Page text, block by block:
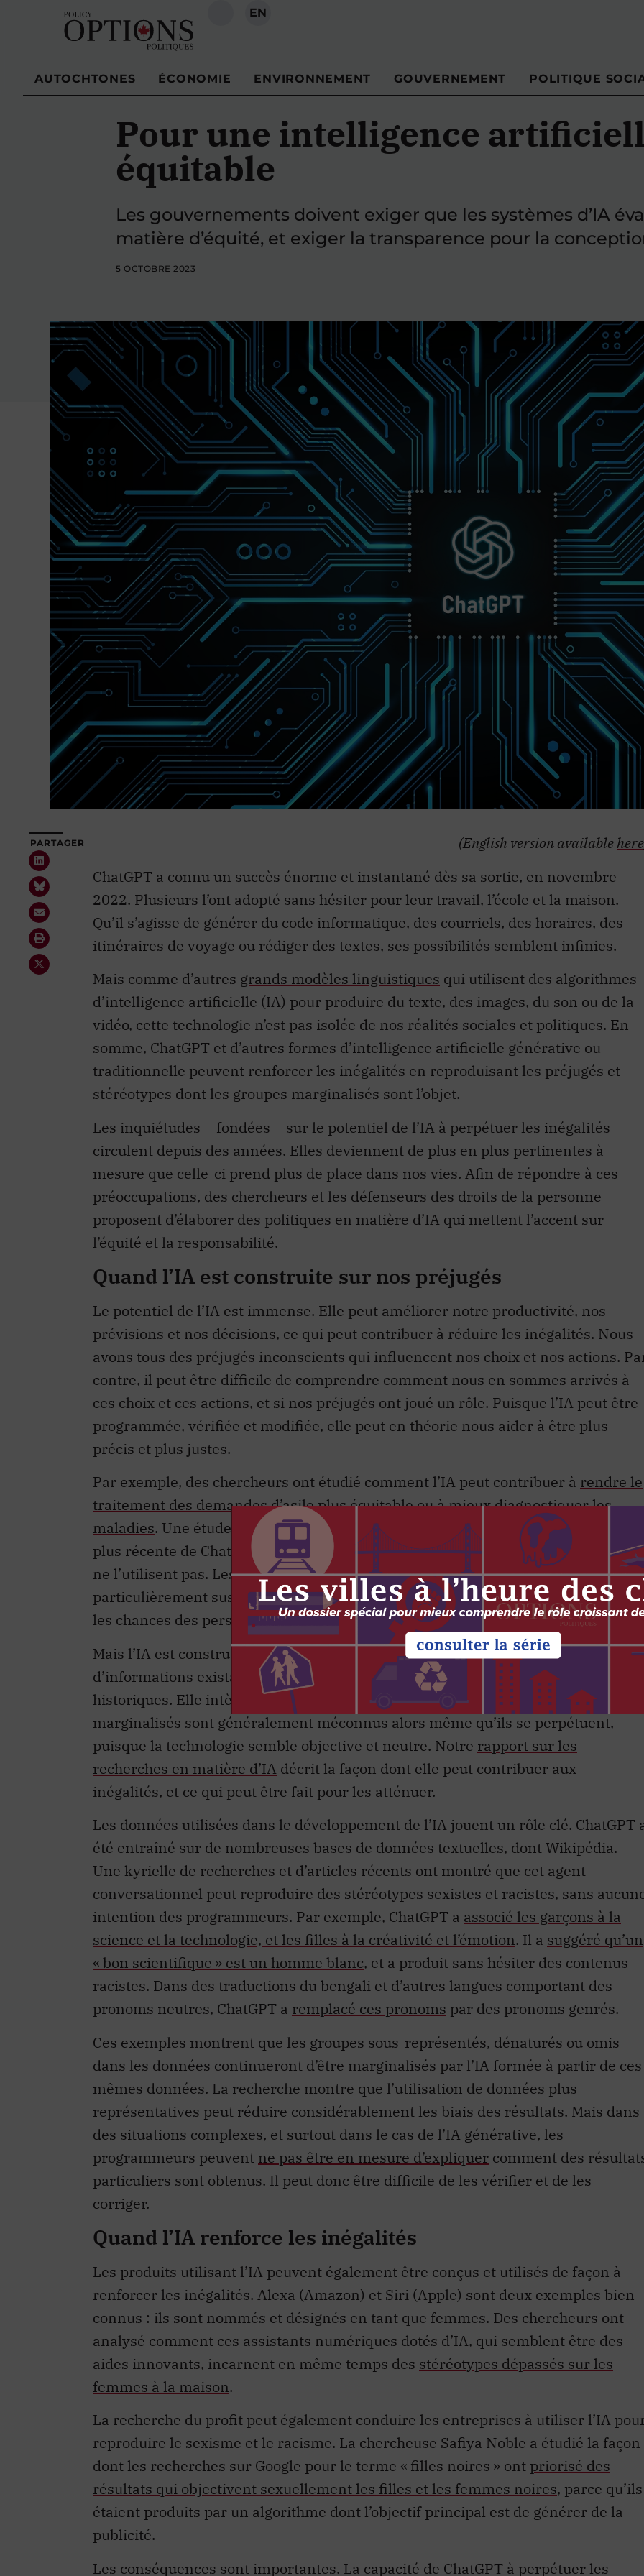
RECHERCHE
EN
AUTOCHTONES ÉCONOMIE ENVIRONNEMENT GOUVERNEMENT POLITIQUE
Pour une intelligence
équitable
Les gouvernements doivent exiger que les systèmes d’IA
matière d’équité, et exiger la transparence pour la
5 OCTOBRE 2023
PARTAGER (English version availablehere
ChatGPT a connu un succès énorme et instantané dès sa sortie, en novembre
2022. Plusieurs l’ont adopté sans hésiter pour leur travail, l’école et la maison.
Qu’il s’agisse de générer du code informatique, des courriels, des horaires, des
itinéraires de voyage ou rédiger des textes, ses possibilités semblent infinies.
Mais comme d’autres grands modèles linguistiques qui utilisent des algorithmes
d’intelligence artificielle (IA) pour produire du texte, des images, du son ou de la
vidéo, cette technologie n’est pas isolée de nos réalités sociales et politiques. En
somme, ChatGPT et d’autres formes d’intelligence artificielle générative ou
traditionnelle peuvent renforcer les inégalités en reproduisant les préjugés et
stéréotypes dont les groupes marginalisés sont l’objet.
Les inquiétudes – fondées – sur le potentiel de l’IA à perpétuer les inégalités
circulent depuis des années. Elles deviennent de plus en plus pertinentes à
mesure que celle-ci prend plus de place dans nos vies. Afin de répondre à ces
préoccupations, des chercheurs et les défenseurs des droits de la personne
proposent d’élaborer des politiques en matière d’IA qui mettent l’accent sur
l’équité et la responsabilité.
Quand l’IA est construite sur nos préjugés
Le potentiel de l’IA est immense. Elle peut améliorer notre productivité, nos
prévisions et nos décisions, ce qui peut contribuer à réduire les inégalités. Nous
avons tous des préjugés inconscients qui influencent nos choix et nos actions.
contre, il peut être difficile de comprendre comment nous en sommes arrivés à
ces choix et ces actions, et si nos préjugés ont joué un rôle. Puisque l’IA peut être
programmée, vérifiée et modifiée, elle peut en théorie nous aider à être plus
précis et plus justes.
Par exemple, des chercheurs ont étudié comment l’IA peut contribuer à rendre le
traitement des demandes d’asile plus équitableou àmieux diagnostiquer les
maladies. Une étude récente montre que des consultants qui utilisent la version
plus récente de ChatGPT,
GPT-4 obtiennent de meilleurs résultatsque ceux qui
ne l’utilisent pas. Les personnes présentant des déficits de compétences étaient
particulièrement susceptibles d’en bénéficier, ce qui pourrait permettre
les chances des personnes qui n’ont pas accès à des formations poussées.
Mais l’IA est construite à partir de données générées par des bases constituées
d’informations existantes, comme des images, des textes et des données
historiques. Elle intègre donc nos préjugés. Ses effets sur les groupes
marginalisés sont généralement méconnus alors même qu’ils se perpétuent,
puisque la technologie semble objective et neutre. Notre rapport sur les
recherches en matière d’IA décrit la façon dont elle peut contribuer aux
inégalités, et ce qui peut être fait pour les atténuer.
Les données utilisées dans le développement de l’IA jouent un rôle clé. ChatGPT
été entraîné sur de nombreuses bases de données textuelles, dont Wikipédia.
Une kyrielle de recherches et d’articles récents ont montré que cet agent
conversationnel peut reproduire des stéréotypes sexistes et racistes, sans
intention des programmeurs. Par exemple, ChatGPT a associé les garçons à la
science et la technologie, et les filles à la créativité et l’émotion. Il a suggéré qu’un
« bon scientifique » est un homme blanc, et a produit sans hésiter des contenus
racistes. Dans des traductions du bengali et d’autres langues comportant des
pronoms neutres, ChatGPT a remplacé ces pronoms par des pronoms genrés.
Ces exemples montrent que les groupes sous-représentés, dénaturés ou omis
dans les données continueront d’être marginalisés par l’IA formée à partir de ces
mêmes données. La recherche montre que l’utilisation de données plus
représentatives peut réduire considérablement les biais des résultats. Mais dans
des situations complexes, et surtout dans le cas de l’IA générative, les
programmeurs peuvent ne pas être en mesure d’expliquer comment des
particuliers sont obtenus. Il peut donc être difficile de les vérifier et de les
corriger.
Quand l’IA renforce les inégalités
Les produits utilisant l’IA peuvent également être conçus et utilisés de façon à
renforcer les inégalités. Alexa (Amazon) et Siri (Apple) sont deux exemples bien
connus : ils sont nommés et désignés en tant que femmes. Des chercheurs ont
analysé comment ces assistants numériques dotés d’IA, qui semblent être des
aides innovants, incarnent en même temps des stéréotypes dépassés sur les
femmes à la maison.
La recherche du profit peut également conduire les entreprises à utiliser l’IA
reproduire le sexisme et le racisme. La chercheuse Safiya Noble a étudié la façon
dont les recherches sur Google pour le terme « filles noires » ont priorisé des
résultats qui objectivent sexuellement les filles et les femmes noires, parce qu’ils
étaient produits par un algorithme dont l’objectif principal est de générer de la
publicité.
Les conséquences sont importantes. La capacité de ChatGPT à perpétuer les